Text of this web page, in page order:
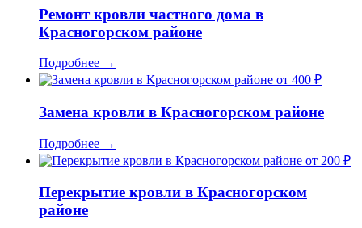
Ремонт кровли частного дома в
Красногорском районе
Подробнее →
от 400 ₽
Замена кровли в Красногорском районе
Подробнее →
от 200 ₽
Перекрытие кровли в Красногорском
районе